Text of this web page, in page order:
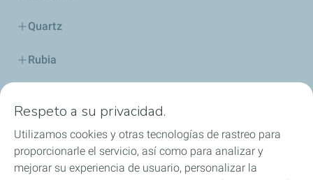
Quartz
Rubia
Lubricantes y especialidades
Distribuidores
Respeto a su privacidad.
Utilizamos cookies y otras tecnologías de rastreo para
proporcionarle el servicio, así como para analizar y
mejorar su experiencia de usuario, personalizar la